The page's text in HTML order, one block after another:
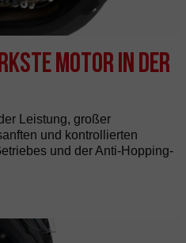
Motor in der
Leistung, großer
und kontrollierten
und der Anti-Hopping-